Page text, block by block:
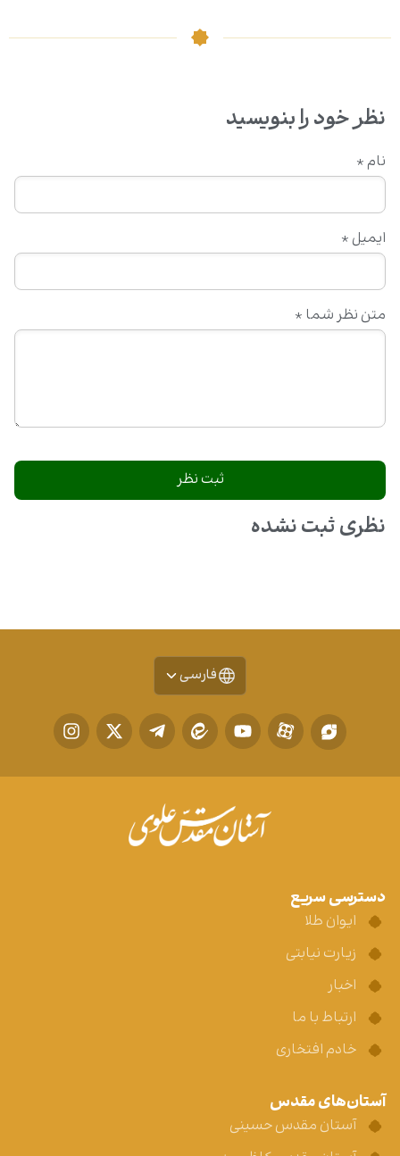
نظر خود را بنویسید
متن نظر شما *
نام *
ایمیل *
نظری ثبت نشده
فارسی
دسترسی سریع
ایوان طلا
زیارت نیابتی
اخبار
ارتباط با ما
خادم افتخاری
آستان‌های مقدس
آستان مقدس حسینی